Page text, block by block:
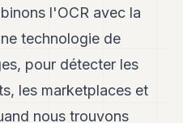
l'OCR avec la
technologie de
pour détecter les
les marketplaces et
nous trouvons